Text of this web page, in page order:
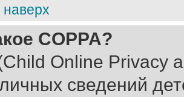
наверх
COPPA?
Online Privacy
сведений